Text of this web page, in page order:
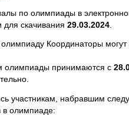
по олимпиады в
для скачивания 29.03.2024
Координаторы могут
олимпиады принимаются с
участникам, набравшим
в олимпиаде: